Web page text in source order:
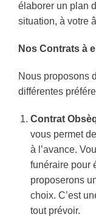
élaborer un plan
situation, à votre
Nos Contrats à
Nous proposons
différentes
Contrat
vous permet de
à l’avance.
funéraire pour
proposerons
choix. C’est
tout prévoir.